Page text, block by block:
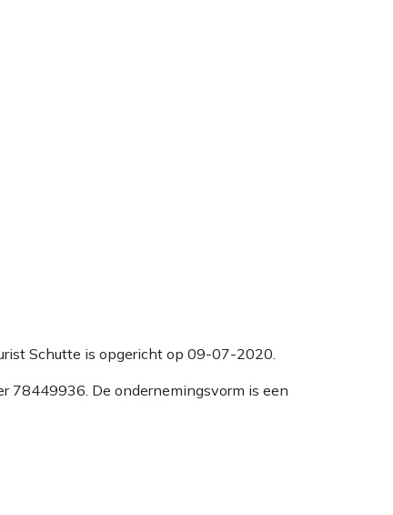
Schutte is opgericht op 09-07-2020.
78449936. De ondernemingsvorm is een